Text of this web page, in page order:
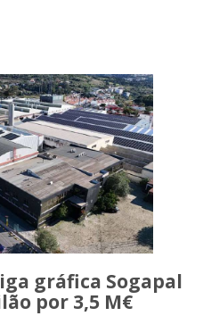
gráfica Sogapal
por 3,5 M€